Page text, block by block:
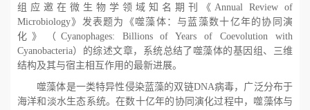
组应邀在微生物学领域知名期刊《 Annual Review of
Microbiology》发表题为《噬藻体：与蓝藻数十亿年的协同演
化》（ Cyanophages: Billions of Years of Coevolution with
Cyanobacteria）的综述文章，系统总结了噬藻体的基因组、三维
结构及其与宿主相互作用的最新进展。
噬藻体是一类特异性侵染蓝藻的双链DNA病毒，广泛分布于
海洋和淡水生态系统。在数十亿年的协同演化过程中，噬藻体与